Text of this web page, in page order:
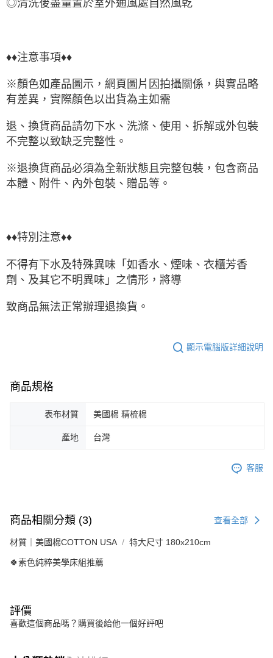
◎清洗後盡量置於室外通風處自然風乾
♦♦注意事項♦♦
※顏色如產品圖示，網頁圖片因拍攝關係，與實品略
有差異，實際顏色以出貨為主如需
退、換貨商品請勿下水、洗滌、使用、拆解或外包裝
不完整以致缺乏完整性。
※退換貨商品必須為全新狀態且完整包裝，包含商品
本體、附件、內外包裝、贈品等。
♦♦特別注意♦♦
不得有下水及特殊異味「如香水、煙味、衣櫃芳香
劑、及其它不明異味」之情形，將導
致商品無法正常辦理退換貨。
顯示電腦版詳細說明
商品規格
表布材質 美國棉 精梳棉
產地 台灣
客服
商品相關分類 (3) 查看全部
材質｜美國棉COTTON USA 特大尺寸 180x210cm
🍀素色純粹美學床組推薦
評價
喜歡這個商品嗎？購買後給他一個好評吧